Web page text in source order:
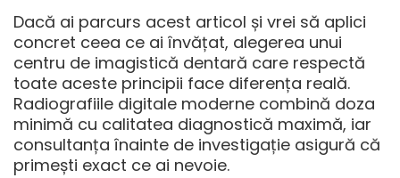
Dacă ai parcurs acest articol și vrei să aplici
concret ceea ce ai învățat, alegerea unui
centru de imagistică dentară care respectă
toate aceste principii face diferența reală.
Radiografiile digitale moderne combină doza
minimă cu calitatea diagnostică maximă, iar
consultanța înainte de investigație asigură că
primești exact ce ai nevoie.